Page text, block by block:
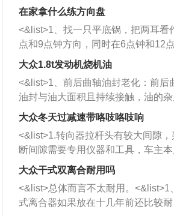
者是细棍，直接将杂物给取出来，如
堵塞情况比较严重，也可以采取应急
施。 <&list>2、直接利用木棍将所有
杂物推到排气管里面的位置处，然
三元催化器拆解开，就可以将堵塞的
西取出来。但如果是因为积碳过多
的堵塞，就需要将三元催化器泡在
洗剂对堵塞的情况得到解决，将清洗
放在燃油箱中，与燃油混合后，车辆
动时，就可以和汽油一起进入到燃烧
室，最后形成废气排出，就可以让三
催化器得到清洗，排气管堵塞的情况
能够得到解决。
在家拿什么练方向盘
<&list>1、找一只平底锅，把两耳看
点和9点钟方向，同时在6点钟和12
方向做一个标记。 <&list>2、双手握
一圈半的练习，往右同样也要打相
圈数。 <&list>3、最后强调要反复练
习，这样就可以形成肌肉记忆，在真
驾驶车辆时，不需要记忆也能打好方
向。
大众1.8t发动机烧机油
<&list>1、前后曲轴油封老化：前后
油封与油大面积且持续接触，油的
和发动机内持续温度变化使其密封效
逐渐减弱，导致渗油或漏油。
活塞间隙过大：积碳会使活塞环与缸
的间隙扩大，导致机油流入燃烧室中
造成烧机油。<&list>3、机油粘度。
机油粘度过小的话，同样会有烧机
象，机油粘度过小具有很好的流动性
大众冬天过减速带咯吱咯吱响
<&list>1.转向器拉杆头有较大间隙，
断间隙需要专用仪器和工具，车主本
无法制作，需要将车辆送到修理厂或
店；<&list>2.车辆半轴套管防尘罩破
裂，破裂后会出现漏油现象，使半轴
损严重，磨损的半轴容易损坏，产生
大众干式双离合耐用吗
<&list>总体而言不太耐用。<&list>1
式离合器如果放在十几年前还比较耐